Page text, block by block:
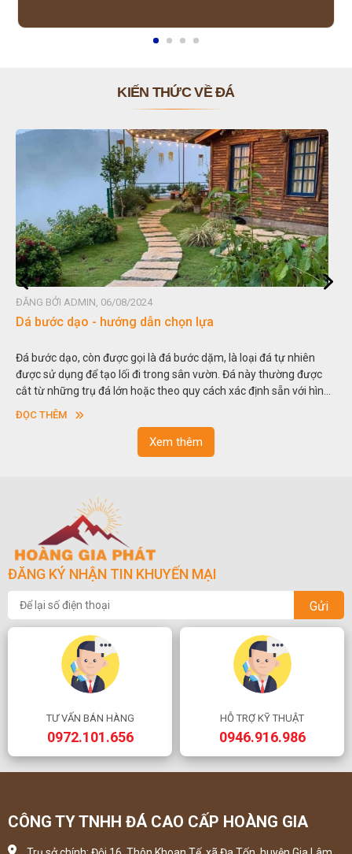
KIẾN THỨC VỀ ĐÁ
ĐĂNG BỞI ADMIN, 06/08/2024
Dá bước dạo - hướng dẫn chọn lựa
Đá bước dạo, còn được gọi là đá bước dặm, là loại đá tự nhiên
được sử dụng để tạo lối đi trong sân vườn. Đá này thường được
cắt từ những trụ đá lớn hoặc theo quy cách xác định sẵn với hình
vuông hoặc hình chữ nhật và có độ dày khác nhau.
ĐỌC THÊM
Xem thêm
ĐĂNG KÝ NHẬN TIN KHUYẾN MẠI
Gửi
TƯ VẤN BÁN HÀNG
0972.101.656
HỖ TRỢ KỸ THUẬT
0946.916.986
CÔNG TY TNHH ĐÁ CAO CẤP HOÀNG GIA